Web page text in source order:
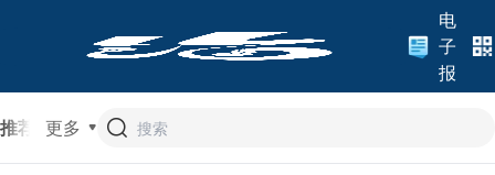
电
子
报
推荐 头条热评 专题山东
更多